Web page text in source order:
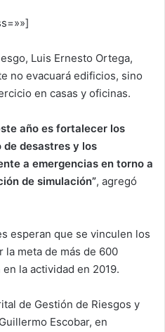
Luis Ernesto Ortega,
no evacuará edificios, sino
en casas y oficinas.
año es fortalecer los
de desastres y los
a emergencias en torno a
de simulación”, agregó
esperan que se vinculen los
meta de más de 600
la actividad en 2019.
de Gestión de Riesgos y
Escobar, en